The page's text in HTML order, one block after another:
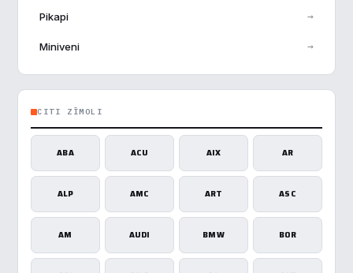
Pikapi →
Miniveni →
CITI ZĪMOLI
ABA ACU AIX AR
ALP AMC ART ASC
AM AUDI BMW BOR